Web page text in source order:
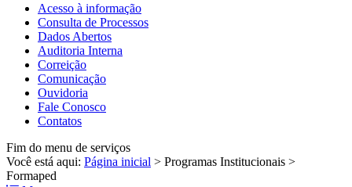
Acesso à informação
Consulta de Processos
Dados Abertos
Auditoria Interna
Correição
Comunicação
Ouvidoria
Fale Conosco
Contatos
Fim do menu de serviços
Você está aqui: Página inicial > Programas Institucionais >
Formaped